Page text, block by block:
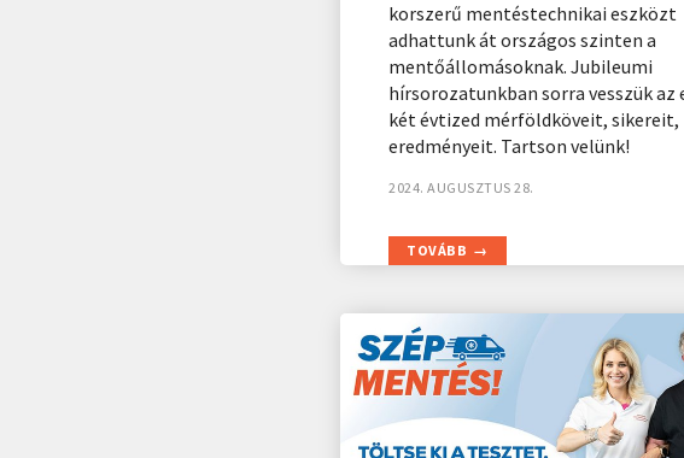
korszerű mentéstechnikai eszközt
adhattunk át országos szinten a
mentőállomásoknak. Jubileumi
hírsorozatunkban sorra vesszük
két évtized mérföldköveit, sikereit,
eredményeit. Tartson velünk!
TOVÁBB
2024. AUGUSZTUS 28.